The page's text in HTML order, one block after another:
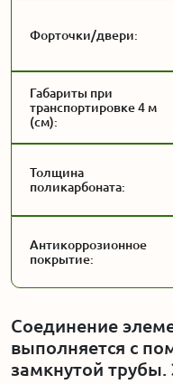
Форточки/двери:
Габариты при
транспортировке 4 м
(см):
Толщина
поликарбоната:
Антикоррозионное
покрытие:
Соединение
выполняется с
замкнутой